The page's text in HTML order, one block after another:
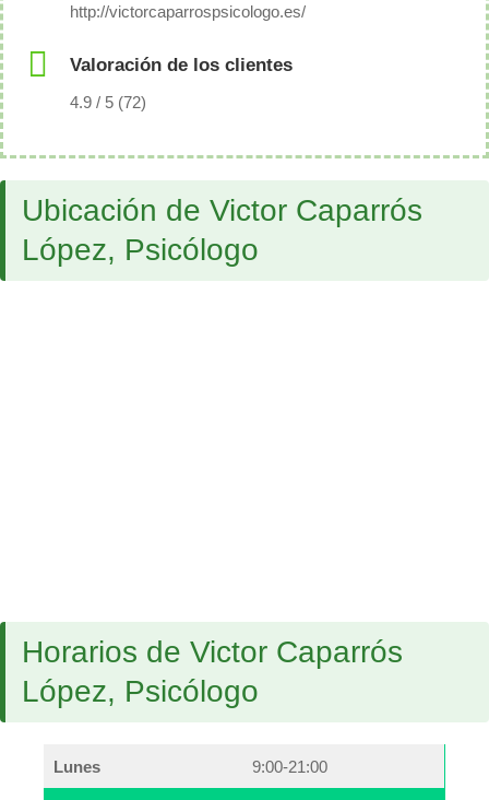
http://victorcaparrospsicologo.es/
Valoración de los clientes
4.9 / 5 (72)
Ubicación de Victor Caparrós
López, Psicólogo
Horarios de Victor Caparrós
López, Psicólogo
Lunes 9:00-21:00